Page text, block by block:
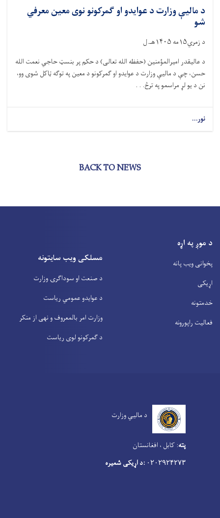
د مالیې وزارت د عوایدو او ګمرکونو نوی معین معرفي
شو
د زمري۱۵مه ۱۴۰۵هـ.ل
د عالیقدر امیرالمؤمنین (حفظه الله تعالی) د حکم پر بنسټ حاجي نعمت الله
حسن، چې د مالیې وزارت د عوایدو او ګمرکونو د معین په توګه ټاکل شوی وو،
نن د یو لړ مراسمو په ترڅ. . .
نور...
BACK TO NEWS
د موږ په اړه
پخوانی ویب پانه
اړیکی
خدمتونه
فعالیت راپورونه
مسلکی ویب سایتونه
د صنعت او سوداگرۍ وزارت
د عوایدو عمومي ریاست
وزارت امر بالمعروف و نهی از منکر
د گمرکونو لوی ریاست
د مالیي وزارت
پته: کابل ، افغانستان
۰۲۰۲۹۲۴۲۷۳ :د اړیکی شمیره